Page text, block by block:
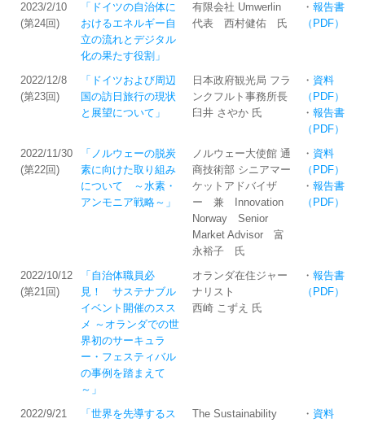
2023/2/10
(第24回)
「ドイツの自治体に
おけるエネルギー自
立の流れとデジタル
化の果たす役割」
有限会社 Umwerlin
代表 西村健佑 氏
・ 報告書
（PDF）
2022/12/8
(第23回)
「ドイツおよび周辺
国の訪日旅行の現状
と展望について」
日本政府観光局 フラ
ンクフルト事務所長
臼井 さやか 氏
・ 資料
（PDF）
・ 報告書
（PDF）
2022/11/30
(第22回)
「ノルウェーの脱炭
素に向けた取り組み
について ～水素・
アンモニア戦略～」
ノルウェー大使館 通
商技術部 シニアマー
ケットアドバイザ
ー 兼 Innovation
Norway Senior
Market Advisor 富
永裕子 氏
・ 資料
（PDF）
・ 報告書
（PDF）
2022/10/12
(第21回)
「自治体職員必
見！ サステナブル
イベント開催のスス
メ ～オランダでの世
界初のサーキュラ
ー・フェスティバル
の事例を踏まえて
～」
オランダ在住ジャー
ナリスト
西崎 こずえ 氏
・ 報告書
（PDF）
2022/9/21 「世界を先導するス The Sustainability ・ 資料